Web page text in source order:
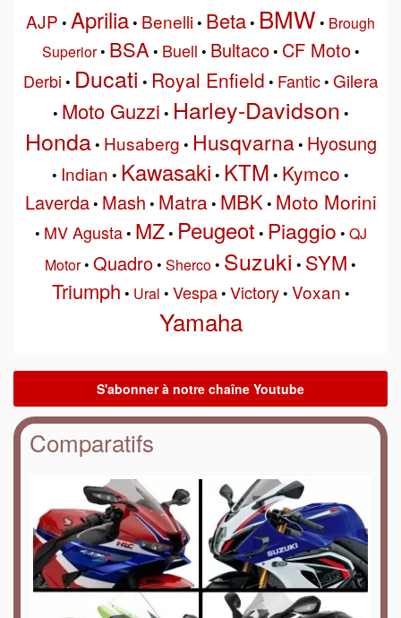
AJP • Aprilia• Benelli• Beta• BMW • Brough
Superior• BSA• Buell • Bultaco• CF Moto•
Derbi • Ducati • Royal Enfield • Fantic• Gilera
• Moto Guzzi • Harley-Davidson •
Honda• Husaberg • Husqvarna• Hyosung
• Indian • Kawasaki • KTM • Kymco •
Laverda• Mash • Matra• MBK• Moto Morini
• MV Agusta• MZ• Peugeot • Piaggio • QJ
Motor• Quadro• Sherco• Suzuki • SYM •
Triumph • Ural • Vespa• Victory• Voxan •
Yamaha
Comparatifs